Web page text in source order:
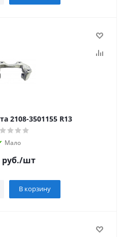
2108-3501155 R13
Мало
руб./шт
В корзину